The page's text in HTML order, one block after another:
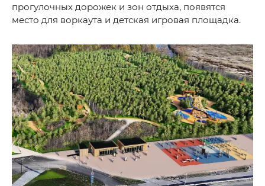
прогулочных дорожек и зон отдыха, появятся
место для воркаута и детская игровая площадка.